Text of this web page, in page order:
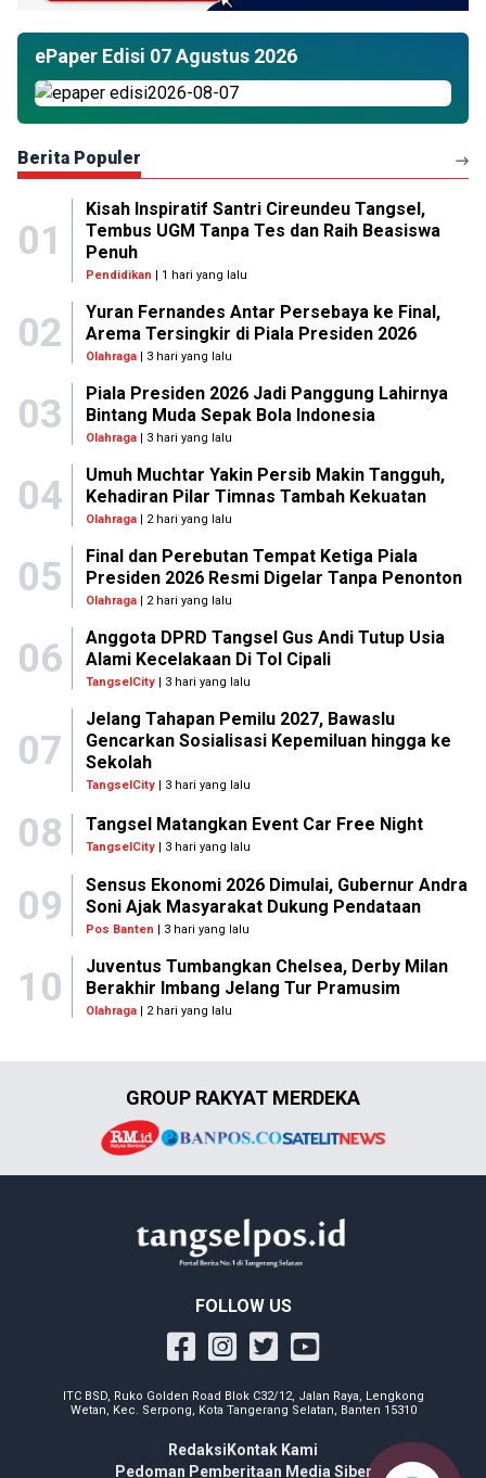
ePaper Edisi 07 Agustus 2026
Berita Populer
01
Kisah Inspiratif Santri Cireundeu Tangsel,
Tembus UGM Tanpa Tes dan Raih Beasiswa
Penuh
Pendidikan | 1 hari yang lalu
02
Yuran Fernandes Antar Persebaya ke Final,
Arema Tersingkir di Piala Presiden 2026
Olahraga| 3 hari yang lalu
03
Piala Presiden 2026 Jadi Panggung Lahirnya
Bintang Muda Sepak Bola Indonesia
Olahraga| 3 hari yang lalu
04
Umuh Muchtar Yakin Persib Makin Tangguh,
Kehadiran Pilar Timnas Tambah Kekuatan
Olahraga| 2 hari yang lalu
05
Final dan Perebutan Tempat Ketiga Piala
Presiden 2026 Resmi Digelar Tanpa Penonton
Olahraga| 2 hari yang lalu
06
Anggota DPRD Tangsel Gus Andi Tutup Usia
Alami Kecelakaan Di Tol Cipali
TangselCity| 3 hari yang lalu
07
Jelang Tahapan Pemilu 2027, Bawaslu
Gencarkan Sosialisasi Kepemiluan hingga ke
Sekolah
TangselCity| 3 hari yang lalu
08 Tangsel Matangkan Event Car Free Night
TangselCity | 3 hari yang lalu
09
Sensus Ekonomi 2026 Dimulai, Gubernur Andra
Soni Ajak Masyarakat Dukung Pendataan
Pos Banten | 3 hari yang lalu
10
Juventus Tumbangkan Chelsea, Derby Milan
Berakhir Imbang Jelang Tur Pramusim
Olahraga| 2 hari yang lalu
GROUP RAKYAT MERDEKA
FOLLOW US
ITC BSD, Ruko Golden Road Blok C32/12, Jalan Raya, Lengkong
Wetan, Kec. Serpong, Kota Tangerang Selatan, Banten 15310
Redaksi Kontak Kami
Pedoman Pemberitaan Media Siber